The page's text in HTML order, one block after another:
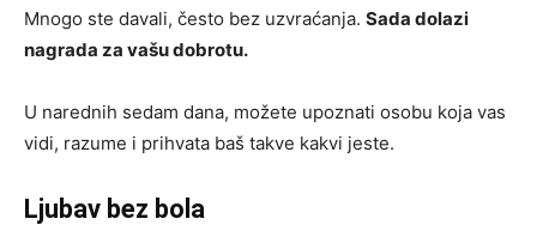
Mnogo ste davali, često bez uzvraćanja. Sada dolazi
nagrada za vašu dobrotu.
U narednih sedam dana, možete upoznati osobu koja vas
vidi, razume i prihvata baš takve kakvi jeste.
Ljubav bez bola